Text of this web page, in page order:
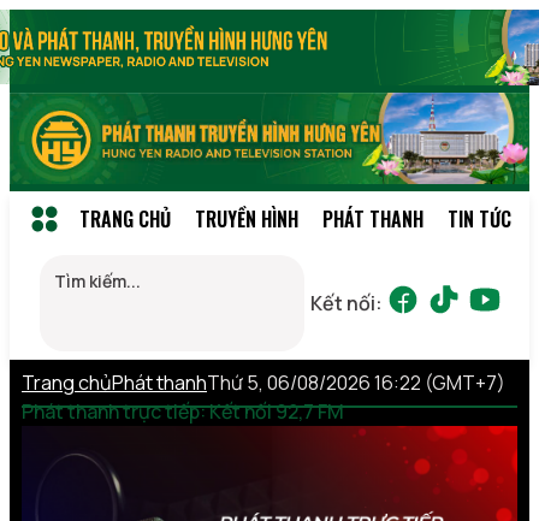
TRANG CHỦ TRUYỀN HÌNH PHÁT THANH TIN TỨC
Kết nối:
Trang chủPhát thanh
Phát thanh trực tiếp: Kết nối 92,7 FM
Thứ 5, 06/08/2026 16:22 (GMT+7)